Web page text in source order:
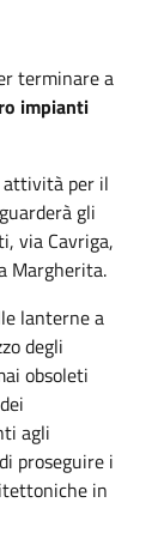
terminare a
impianti
attività per il
gli
via Cavriga,
Margherita.
lanterne a
degli
obsoleti
agli
proseguire i
in